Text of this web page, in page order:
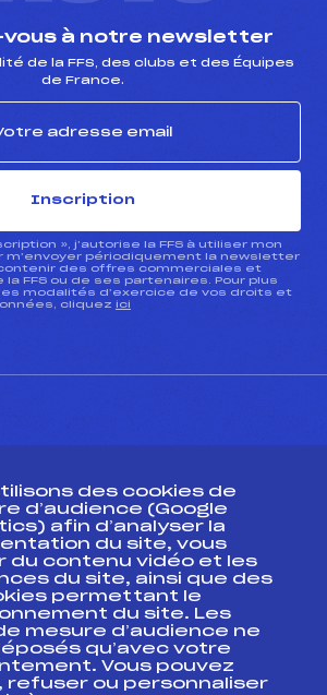
à notre newsletter
de la FFS, des clubs et des Équipes
de France.
Inscription
», j’autorise la FFS à utiliser mon
m’envoyer périodiquement la newsletter
contenir des offres commerciales et
FFS ou de ses partenaires. Pour plus
modalités d’exercice de vos droits et
cliquez ici
fédéral
fédéral
Formation, Suivi
des cookies de
d’audience (Google
afin d’analyser la
du site, vous
du contenu vidéo et les
du site, ainsi que des
permettant le
du site. Les
mesure d’audience ne
qu’avec votre
Vous pouvez
refuser ou personnaliser